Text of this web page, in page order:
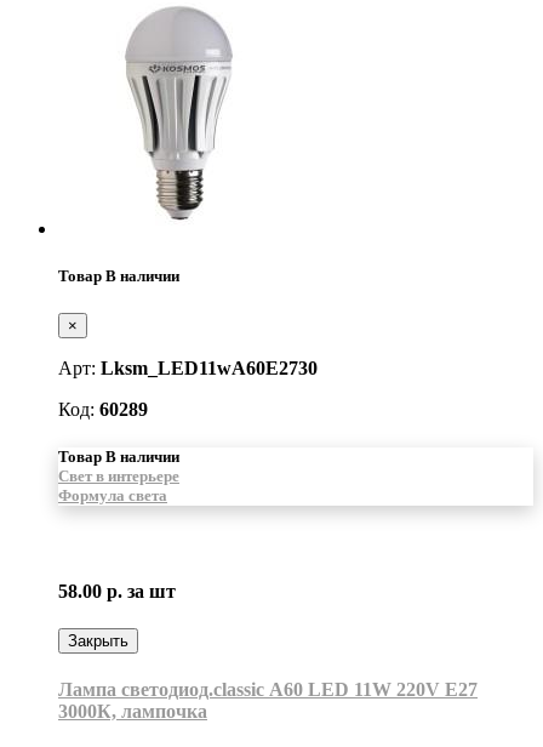
Товар В наличии
×
Арт: Lksm_LED11wA60E2730
Код: 60289
Товар В наличии
Свет в интерьере
Формула света
58.00 р. за шт
Закрыть
Лампа светодиод.classic А60 LED 11W 220V E27
3000К, лампочка